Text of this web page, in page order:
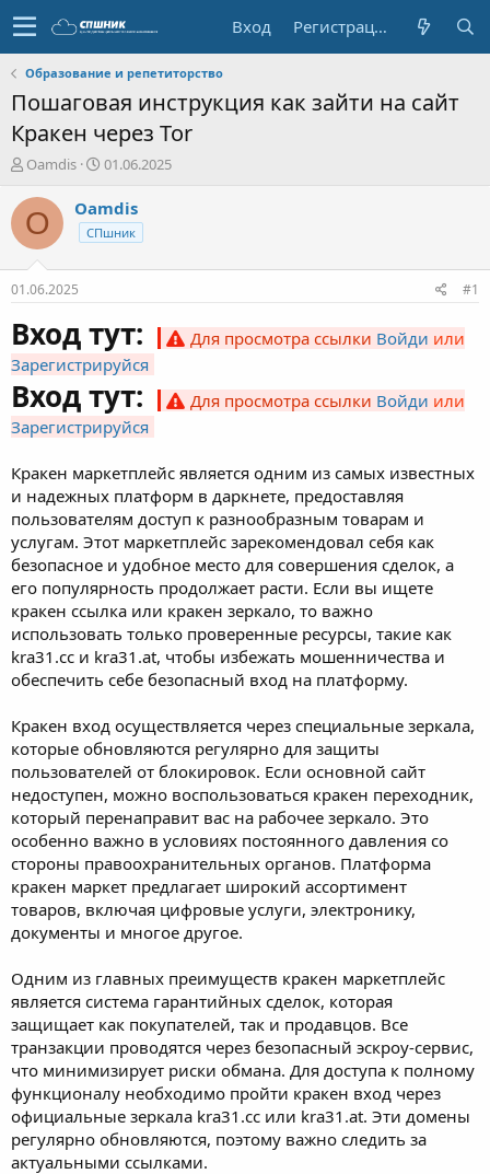
Вход Регистрация
Образование и репетиторство
Пошаговая инструкция как зайти на сайт
Кракен через Tor
А
т
о
р
е
м
ы
Oamdis
Д
т
а
н
а
01.06.2025
O Oamdis
СПшник
01.06.2025 #1
Вход тут: Для просмотра ссылки Войди или
Зарегистрируйся
Вход тут: Для просмотра ссылки Войди или
Зарегистрируйся
Кракен маркетплейс является одним из самых известных
и надежных платформ в даркнете, предоставляя
пользователям доступ к разнообразным товарам и
услугам. Этот маркетплейс зарекомендовал себя как
безопасное и удобное место для совершения сделок, а
его популярность продолжает расти. Если вы ищете
кракен ссылка или кракен зеркало, то важно
использовать только проверенные ресурсы, такие как
kra31.cc и kra31.at, чтобы избежать мошенничества и
обеспечить себе безопасный вход на платформу.
Кракен вход осуществляется через специальные зеркала,
которые обновляются регулярно для защиты
пользователей от блокировок. Если основной сайт
недоступен, можно воспользоваться кракен переходник,
который перенаправит вас на рабочее зеркало. Это
особенно важно в условиях постоянного давления со
стороны правоохранительных органов. Платформа
кракен маркет предлагает широкий ассортимент
товаров, включая цифровые услуги, электронику,
документы и многое другое.
Одним из главных преимуществ кракен маркетплейс
является система гарантийных сделок, которая
защищает как покупателей, так и продавцов. Все
транзакции проводятся через безопасный эскроу-сервис,
что минимизирует риски обмана. Для доступа к полному
функционалу необходимо пройти кракен вход через
официальные зеркала kra31.cc или kra31.at. Эти домены
регулярно обновляются, поэтому важно следить за
актуальными ссылками.